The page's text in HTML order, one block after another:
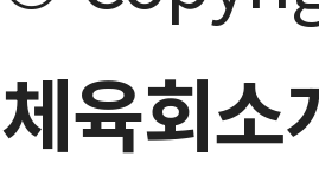
체육회소